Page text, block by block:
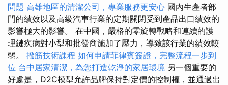
問題 高雄地區的清潔公司，專業服務更安心 國內生產者部
門的績效以及高級汽車行業的定期關閉受到產品出口績效的
影響極大的影響。 在中國，嚴格的零旋轉戰略和連續的護
理鏈疾病對小型和批發商施加了壓力，導致該行業的績效較
弱。 撥筋技術課程 如何申請菲律賓簽證，完整流程一步到
位 台中居家清潔，為您打造乾淨的家居環境 另一個重要的
好處是，D2C模型允許品牌保持對定價的控制權，並通過出